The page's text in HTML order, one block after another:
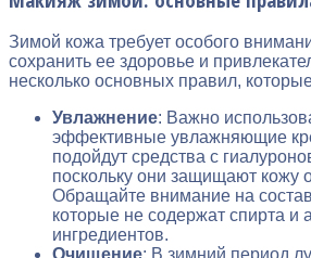
Зимой кожа требует особого
сохранить ее здоровье и
несколько основных правил,
Увлажнение: Важно
эффективные увлажняющие
подойдут средства с
поскольку они защищают кожу
Обращайте внимание на
которые не содержат спирта и
ингредиентов.